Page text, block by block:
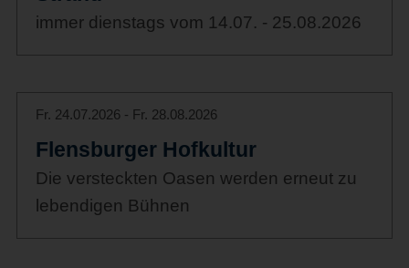
immer dienstags vom 14.07. - 25.08.2026
Fr. 24.07.2026 - Fr. 28.08.2026
Flensburger Hofkultur
Die versteckten Oasen werden erneut zu
lebendigen Bühnen